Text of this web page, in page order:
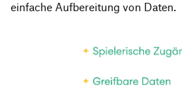
einfache Aufbereitung von Daten.